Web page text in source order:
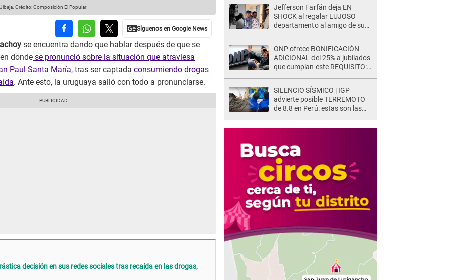
Crédito: Composición El Popular
se encuentra dando que hablar después de que se
donde se pronunció sobre la situación que atraviesa
Paul Santa María, tras ser captada consumiendo drogas
. Ante esto, la uruguaya salió con todo a pronunciarse.
decisión en sus redes sociales tras recaída en las drogas,
Jefferson Farfán deja EN
SHOCK al regalar LUJOSO
departamento al amigo de su
ONP ofrece BONIFICACIÓN
ADICIONAL del 25% a jubilados
que cumplan este REQUISITO:
SILENCIO SÍSMICO | IGP
advierte posible TERREMOTO
de 8.8 en Perú: estas son las